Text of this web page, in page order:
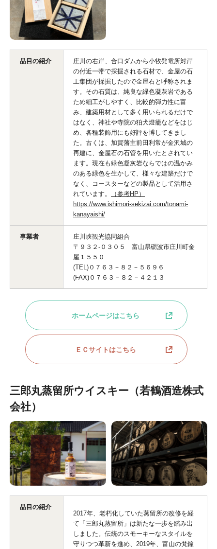
品目の紹介
庄川の右岸、合口ダムから小牧発電所対岸
の付近一帯で採掘される石材で、金屋の石
工集団が採掘したので金屋石と呼称されま
す。その石質は、純良な緑色凝灰岩である
ため細工がしやすく、比較的弾力性に富
み、建築用材として多く用いられるだけで
はなく、神社や寺院の狛犬燈籠などをはじ
め、各種装飾用にも好評を博してきまし
た。古くは、加賀藩主前田利常が金沢城の
再建に、金屋石の石管を用いたとされてい
ます。現在も緑色凝灰岩ならではの温かみ
のある緑色を生かして、様々な建築だけで
なく、コースターなどの製品として活用さ
れています。
（参考HP）
https://www.ishimori-sekizai.com/tonami-
kanayaishi/
事業者
庄川峡観光協同組合
〒９３２-０３０５ 富山県砺波市庄川町金
屋１５５０
(TEL)０７６３－８２－５６９６
(FAX)０７６３－８２－４２１３
ホームページはこちら
ＥＣサイトはこちら
三郎丸蒸留所ウイスキー（若鶴酒造株式
会社）
品目の紹介
2017年、老朽化していた蒸留所の改修を経
て「三郎丸蒸留所」は新たな一歩を踏み出
しました。伝統のスモーキーなスタイルを
守りつつ革新を進め、2019年、富山の梵鐘